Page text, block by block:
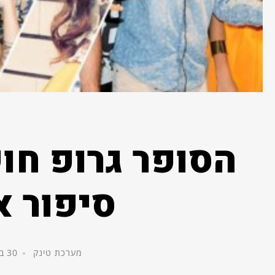
הסופר גרופ
מערכת טינק 30 באוקטובר, 2014